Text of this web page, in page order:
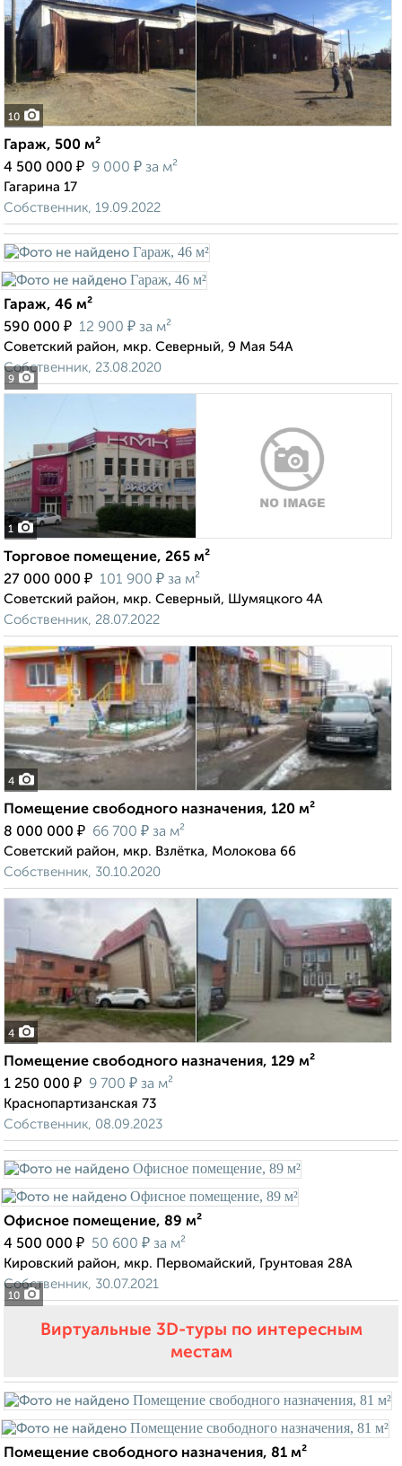
10
Гараж, 500 м²
4 500 000 ₽ 9 000 ₽ за м²
Гагарина 17
Собственник, 19.09.2022
9
Гараж, 46 м²
590 000 ₽ 12 900 ₽ за м²
Советский район, мкр. Северный, 9 Мая 54А
Собственник, 23.08.2020
1
Торговое помещение, 265 м²
27 000 000 ₽ 101 900 ₽ за м²
Советский район, мкр. Северный, Шумяцкого 4А
Собственник, 28.07.2022
4
Помещение свободного назначения, 120 м²
8 000 000 ₽ 66 700 ₽ за м²
Советский район, мкр. Взлётка, Молокова 66
Собственник, 30.10.2020
4
Помещение свободного назначения, 129 м²
1 250 000 ₽ 9 700 ₽ за м²
Краснопартизанская 73
Собственник, 08.09.2023
10
Офисное помещение, 89 м²
4 500 000 ₽ 50 600 ₽ за м²
Кировский район, мкр. Первомайский, Грунтовая 28А
Собственник, 30.07.2021
Виртуальные 3D-туры по интересным
местам
Помещение свободного назначения, 81 м²